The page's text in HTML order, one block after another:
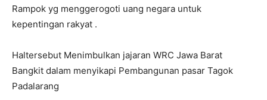
Rampok yg menggerogoti uang negara untuk
kepentingan rakyat .
Haltersebut Menimbulkan jajaran WRC Jawa Barat
Bangkit dalam menyikapi Pembangunan pasar Tagok
Padalarang